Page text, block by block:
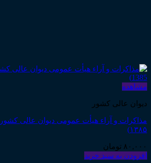
مشاهده
دیوان عالی کشور
۱۳۸۵)
۸۰,۰۰۰ تومان
افزودن به سبد خرید